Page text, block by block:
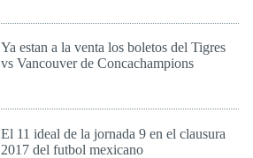
Ya estan a la venta los boletos del Tigres
vs Vancouver de Concachampions
El 11 ideal de la jornada 9 en el clausura
2017 del futbol mexicano